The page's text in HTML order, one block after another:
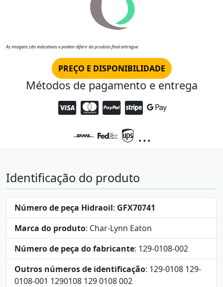
As imagens são indicativas e podem diferir do produto final entregue.
PREÇO E DISPONIBILIDADE
Métodos de pagamento e entrega
...
Identificação do produto
Número de peça Hidraoil: GFX70741
Marca do produto: Char-Lynn Eaton
Número de peça do fabricante: 129-0108-002
Outros números de identificação: 129-0108 129-
0108-001 1290108 129 0108 002